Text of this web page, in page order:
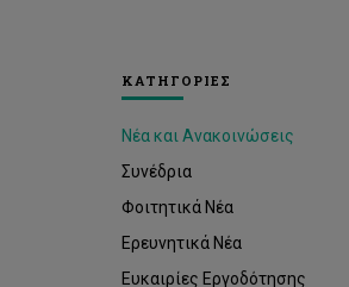
ΚΑΤΗΓΟΡΙΕΣ
Νέα και Ανακοινώσεις
Συνέδρια
Φοιτητικά Νέα
Ερευνητικά Νέα
Ευκαιρίες Εργοδότησης